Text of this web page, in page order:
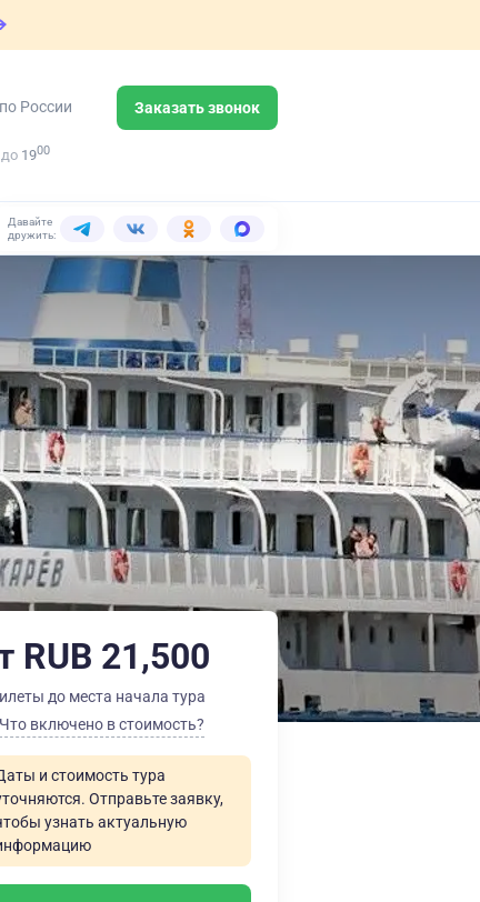
России Заказать звонок
до 1900
Давайте
дружить:
RUB 21,500
до места начала тура
Что включено в стоимость?
и стоимость тура
Отправьте заявку,
узнать актуальную